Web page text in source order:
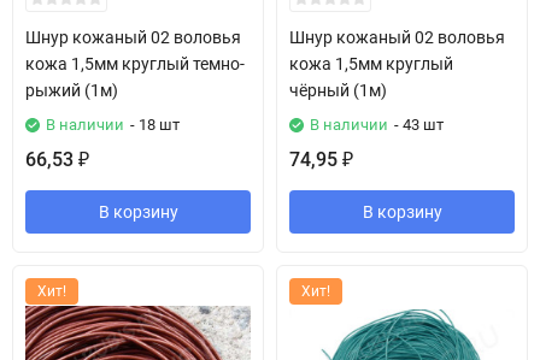
Шнур кожаный 02 воловья
кожа 1,5мм круглый темно-
рыжий (1м)
В наличии - 18 шт
66,53 ₽
В корзину
Шнур кожаный 02 воловья
кожа 1,5мм круглый
чёрный (1м)
В наличии - 43 шт
74,95 ₽
В корзину
Хит! Хит!